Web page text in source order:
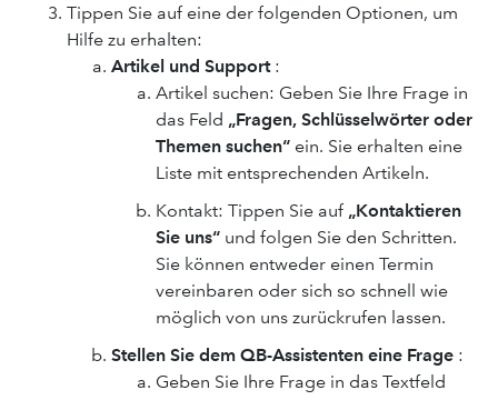
Tippen Sie auf eine der folgenden Optionen, um
Hilfe zu erhalten:
Artikel und Support:
Artikel suchen: Geben Sie Ihre Frage in
das Feld „Fragen, Schlüsselwörter oder
Themen suchen“ ein. Sie erhalten eine
Liste mit entsprechenden Artikeln.
Kontakt: Tippen Sie auf „Kontaktieren
Sie uns“ und folgen Sie den Schritten.
Sie können entweder einen Termin
vereinbaren oder sich so schnell wie
möglich von uns zurückrufen lassen.
Stellen Sie dem QB-Assistenten eine Frage :
Geben Sie Ihre Frage in das Textfeld